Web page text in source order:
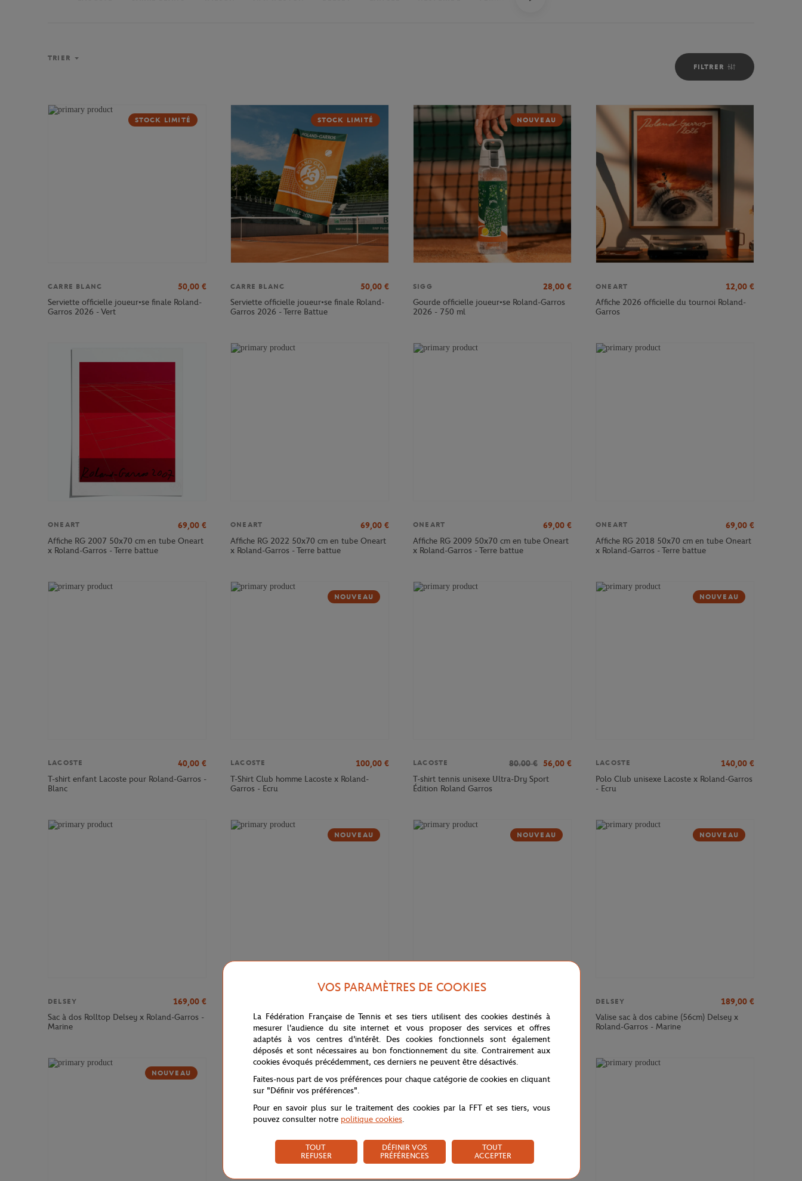
FILTRER
TRIER
STOCK LIMITÉ
CARRE BLANC 50,00 €
Serviette officielle joueur•se finale Roland-
Garros 2026 - Vert
STOCK LIMITÉ
CARRE BLANC 50,00 €
Serviette officielle joueur•se finale Roland-
Garros 2026 - Terre Battue
NOUVEAU
SIGG 28,00 €
Gourde officielle joueur•se Roland-Garros
2026 - 750 ml
ONEART 12,00 €
Affiche 2026 officielle du tournoi Roland-
Garros
ONEART 69,00 €
Affiche RG 2007 50x70 cm en tube Oneart
x Roland-Garros - Terre battue
ONEART 69,00 €
Affiche RG 2022 50x70 cm en tube Oneart
x Roland-Garros - Terre battue
ONEART 69,00 €
Affiche RG 2009 50x70 cm en tube Oneart
x Roland-Garros - Terre battue
ONEART 69,00 €
Affiche RG 2018 50x70 cm en tube Oneart
x Roland-Garros - Terre battue
LACOSTE 40,00 €
T-shirt enfant Lacoste pour Roland-Garros -
Blanc
NOUVEAU
LACOSTE 100,00 €
T-Shirt Club homme Lacoste x Roland-
Garros - Ecru
LACOSTE 80.00 € 56,00 €
T-shirt tennis unisexe Ultra-Dry Sport
Édition Roland Garros
NOUVEAU
LACOSTE 140,00 €
Polo Club unisexe Lacoste x Roland-Garros
- Ecru
DELSEY 169,00 €
Sac à dos Rolltop Delsey x Roland-Garros -
Marine
NOUVEAU
Sac à dos Cadence Soft 14" Delsey x
Roland-Garros - Marine
NOUVEAU
Valise cabine Cadence (55cm) Delsey x
Roland-Garros - Marine
NOUVEAU
DELSEY 189,00 €
Valise sac à dos cabine (56cm) Delsey x
Roland-Garros - Marine
NOUVEAU
VOS PARAMÈTRES DE COOKIES
La Fédération Française de Tennis et ses tiers utilisent des cookies destinés à
mesurer l'audience du site internet et vous proposer des services et offres
adaptés à vos centres d'intérêt. Des cookies fonctionnels sont également
déposés et sont nécessaires au bon fonctionnement du site. Contrairement aux
cookies évoqués précédemment, ces derniers ne peuvent être désactivés.
Faites-nous part de vos préférences pour chaque catégorie de cookies en cliquant
sur "Définir vos préférences".
Pour en savoir plus sur le traitement des cookies par la FFT et ses tiers, vous
pouvez consulter notre politique cookies.
TOUT
REFUSER
DÉFINIR VOS
PRÉFÉRENCES
TOUT
ACCEPTER